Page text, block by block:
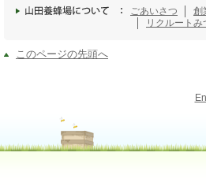
ごあいさつ 創
リクルート み
このページの先頭へ